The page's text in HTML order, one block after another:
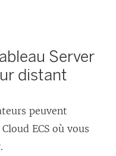
Server
distant
peuvent
ECS où vous
.